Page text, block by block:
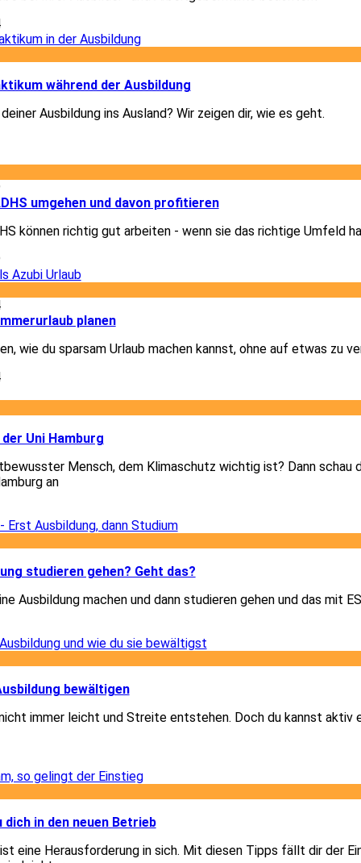
während der Ausbildung
Ausbildung ins Ausland? Wir zeigen dir, wie es geht.
umgehen und davon profitieren
können richtig gut arbeiten - wenn sie das richtige Umfeld
planen
wie du sparsam Urlaub machen kannst, ohne auf etwas zu
Uni Hamburg
Mensch, dem Klimaschutz wichtig ist? Dann schau
an
studieren gehen? Geht das?
Ausbildung machen und dann studieren gehen und das mit
bewältigen
immer leicht und Streite entstehen. Doch du kannst aktiv
in den neuen Betrieb
eine Herausforderung in sich. Mit diesen Tipps fällt dir der